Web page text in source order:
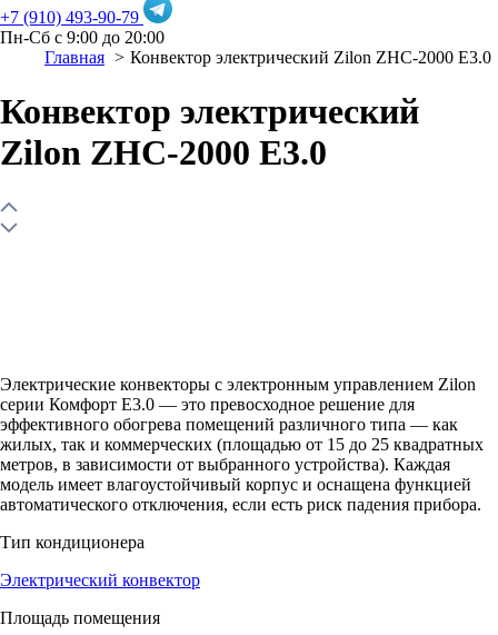
+7 (910) 493-90-79
Пн-Сб с 9:00 до 20:00
Главная
Конвектор электрический Zilon ZHC-2000 Е3.0
Конвектор электрический
Zilon ZHC-2000 Е3.0
Электрические конвекторы с электронным управлением Zilon
серии Комфорт E3.0 — это превосходное решение для
эффективного обогрева помещений различного типа — как
жилых, так и коммерческих (площадью от 15 до 25 квадратных
метров, в зависимости от выбранного устройства). Каждая
модель имеет влагоустойчивый корпус и оснащена функцией
автоматического отключения, если есть риск падения прибора.
Тип кондиционера
Электрический конвектор
Площадь помещения